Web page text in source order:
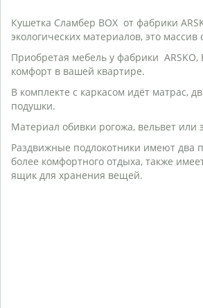
Кушетка Сламбер BOX от фабрики
экологических материалов, это массив
Приобретая мебель у фабрики
комфорт в вашей квартире.
В комплекте с каркасом идёт матрас,
подушки.
Материал обивки рогожа, вельвет или
Раздвижные подлокотники имеют два
более комфортного отдыха, также
ящик для хранения вещей.